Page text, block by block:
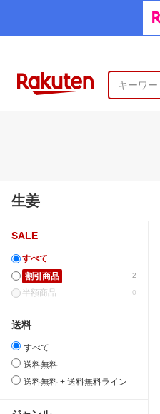
生姜
SALE
すべて
2
割引商品
0
半額商品
送料
すべて
送料無料
送料無料 + 送料無料ライン